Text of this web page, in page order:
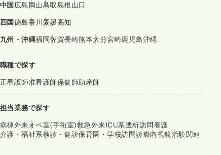
中国広島岡山鳥取島根山口
四国徳島香川愛媛高知
九州・沖縄福岡佐賀長崎熊本大分宮崎鹿児島沖縄
職種で探す
正看護師准看護師保健師助産師
担当業務で探す
病棟外来オペ室(手術室)救急外来ICU系透析訪問看護
介護・福祉系検診・健診保育園・学校訪問診療内視鏡治験関連